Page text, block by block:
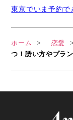
東京でいま予約で
ホーム 恋愛
つ！誘い方やプラ